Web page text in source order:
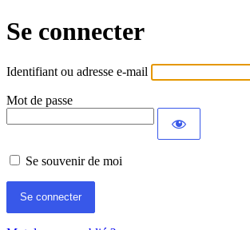
Se connecter
Identifiant ou adresse e-mail
Mot de passe
Se souvenir de moi